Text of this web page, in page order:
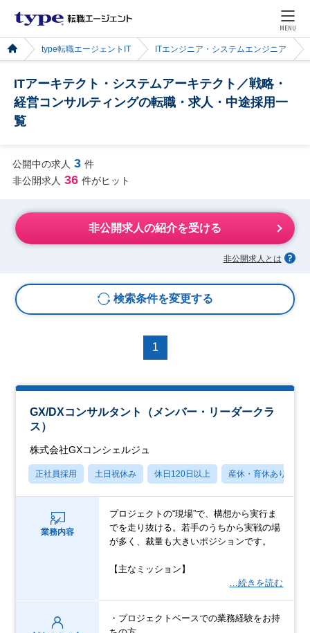
MENU
type転職エージェントIT ITエンジニア・システムエンジニア
ITアーキテクト・システムアーキテクト／戦略・
経営コンサルティングの転職・求人・中途採用一
覧
公開中の求人 3 件
非公開求人 36 件がヒット
非公開求人の紹介を受ける
非公開求人とは
検索条件を変更する
1
GX/DXコンサルタント（メンバー・リーダークラ
ス）
株式会社GXコンシェルジュ
正社員採用 土日祝休み 休日120日以上 産休・育休あり
業務内容
プロジェクトの“現場”で、構想から実行ま
でを走り抜ける。若手のうちから実戦の場
が多く、裁量も大きいポジションです。
【主なミッション】
…続きを読む
・プロジェクトベースでの業務経験をお持